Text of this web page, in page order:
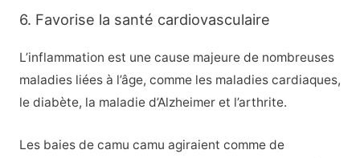
6. Favorise la santé cardiovasculaire
L’inflammation est une cause majeure de nombreuses
maladies liées à l’âge, comme les maladies cardiaques,
le diabète, la maladie d’Alzheimer et l’arthrite.
Les baies de camu camu agiraient comme de